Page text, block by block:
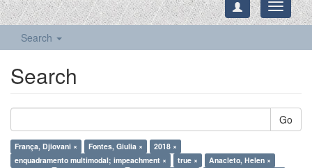
Toggle
Search
Search
Go
França, Djiovani × Fontes, Giulia ×
2018 ×
enquadramento multimodal; impeachment ×
true ×
Anacleto, Helen ×